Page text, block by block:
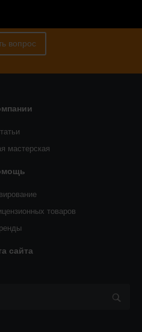
вопрос
мастерская
товаров
сайта